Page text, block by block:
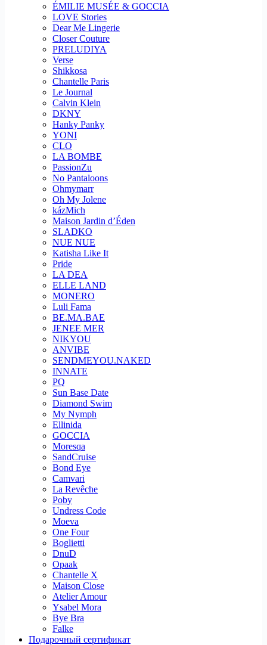
ÉMILIE MUSÉE & GOCCIA
LOVE Stories
Dear Me Lingerie
Closer Couture
PRELUDIYA
Verse
Shikkosa
Chantelle Paris
Le Journal
Calvin Klein
DKNY
Hanky Panky
YONI
CLO
LA BOMBE
PassionZu
No Pantaloons
Ohmymarr
Oh My Jolene
kázMich
Maison Jardin d’Éden
SLADKO
NUE NUE
Katisha Like It
Pride
LA DEA
ELLE LAND
MONERO
Luli Fama
BE.MA.BAE
JENEE MER
NIKYOU
ANVIBE
SENDMEYOU.NAKED
INNATE
PQ
Sun Base Date
Diamond Swim
My Nymph
Ellinida
GOCCIA
Moresqa
SandCruise
Bond Eye
Camvari
La Revêche
Poby
Undress Code
Moeva
One Four
Boglietti
DnuD
Opaak
Chantelle X
Maison Close
Atelier Amour
Ysabel Mora
Bye Bra
Falke
Подарочный сертификат